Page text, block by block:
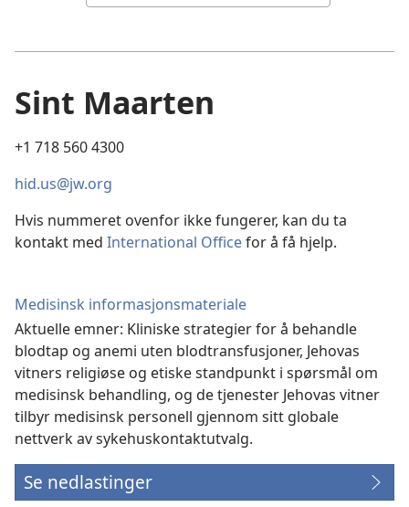
Sint Maarten
+1 718 560 4300
hid.us@jw.org
Hvis nummeret ovenfor ikke fungerer, kan du ta
kontakt med International Officefor å få hjelp.
Medisinsk informasjonsmateriale
Aktuelle emner: Kliniske strategier for å behandle
blodtap og anemi uten blodtransfusjoner, Jehovas
vitners religiøse og etiske standpunkt i spørsmål om
medisinsk behandling, og de tjenester Jehovas vitner
tilbyr medisinsk personell gjennom sitt globale
nettverk av sykehuskontaktutvalg.
Se nedlastinger